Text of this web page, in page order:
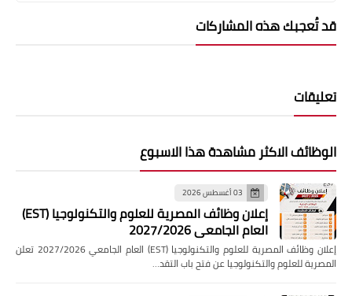
قد تُعجبك هذه المشاركات
تعليقات
الوظائف الاكثر مشاهدة هذا الاسبوع
03 أغسطس 2026
إعلان وظائف المصرية للعلوم والتكنولوجيا (EST)
العام الجامعي 2027/2026
إعلان وظائف المصرية للعلوم والتكنولوجيا (EST) العام الجامعي 2027/2026 تعلن
المصرية للعلوم والتكنولوجيا عن فتح باب التقد…